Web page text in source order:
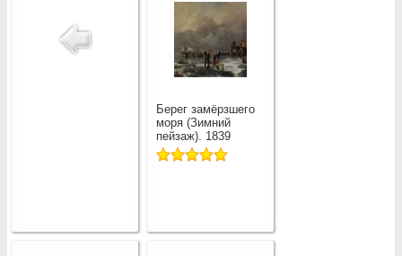
Берег замёрзшего
моря (Зимний
пейзаж). 1839